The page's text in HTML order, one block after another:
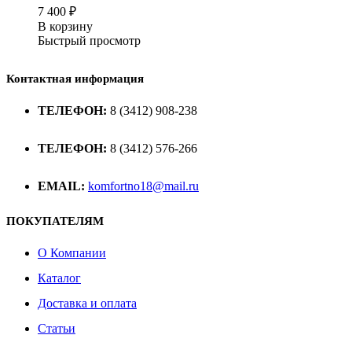
7 400 ₽
В корзину
Быстрый просмотр
Контактная информация
ТЕЛЕФОН: 8 (3412) 908-238
ТЕЛЕФОН: 8 (3412) 576-266
EMAIL: komfortno18@mail.ru
ПОКУПАТЕЛЯМ
О Компании
Каталог
Доставка и оплата
Статьи